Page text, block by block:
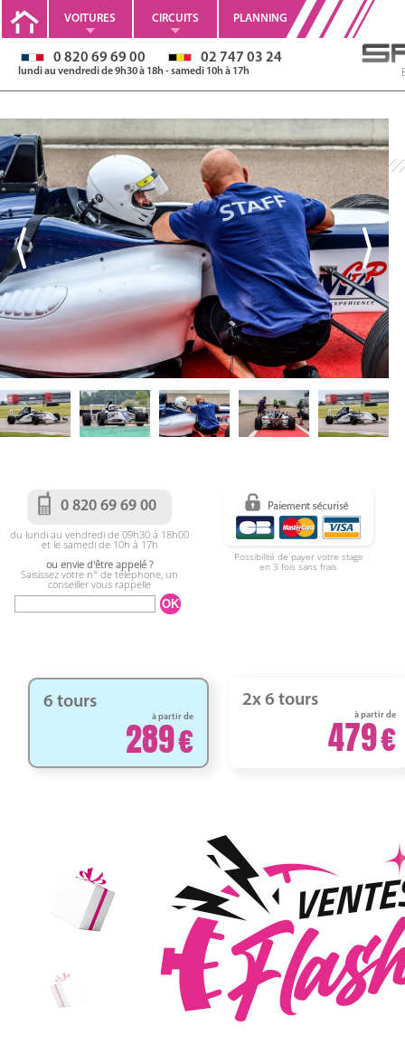
VOITURES CIRCUITS PLANNING
0 820 69 69 00 02 747 03 24
lundi au vendredi de 9h30 à 18h - samedi 10h à 17h
0 820 69 69 00
du lundi au vendredi de 09h30 à 18h00
et le samedi de 10h à 17h
ou envie d'être appelé ?
Saisissez votre n° de téléphone, un
conseiller vous rappelle
Possibilité de payer votre stage
en 3 fois sans frais
6 tours
à partir de
289
2x 6 tours
à partir de
479